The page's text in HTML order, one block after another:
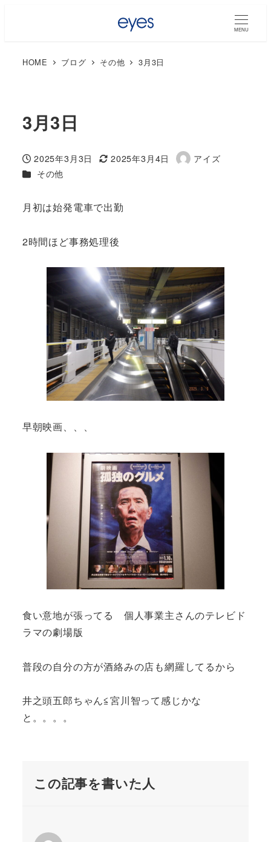
MENU
HOME ブログ その他 3月3日
3月3日
投稿日
2025年3月3日
更新日
2025年3月4日
著
アイズ
カテゴリー
その他
月初は始発電車で出勤
2時間ほど事務処理後
早朝映画、、、
食い意地が張ってる 個人事業主さんのテレビド
ラマの劇場版
普段の自分の方が酒絡みの店も網羅してるから
井之頭五郎ちゃん≦宮川智って感じかな
と。。。。
この記事を書いた人